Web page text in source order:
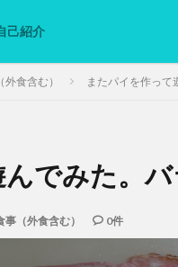
己紹介
食含む） またパイを作って
でみた。バ
（外食含む） 0件
ー
PC グリグリ画像